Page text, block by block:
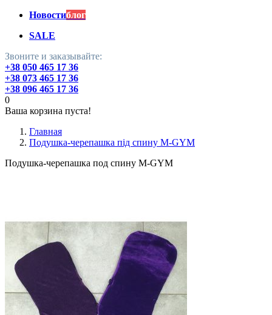
Новостиблог
SALE
Звоните и заказывайте:
+38 050 465 17 36
+38 073 465 17 36
+38 096 465 17 36
0
Ваша корзина пуста!
Главная
Подушка-черепашка під спину М-GYM
Подушка-черепашка под спину М-GYM